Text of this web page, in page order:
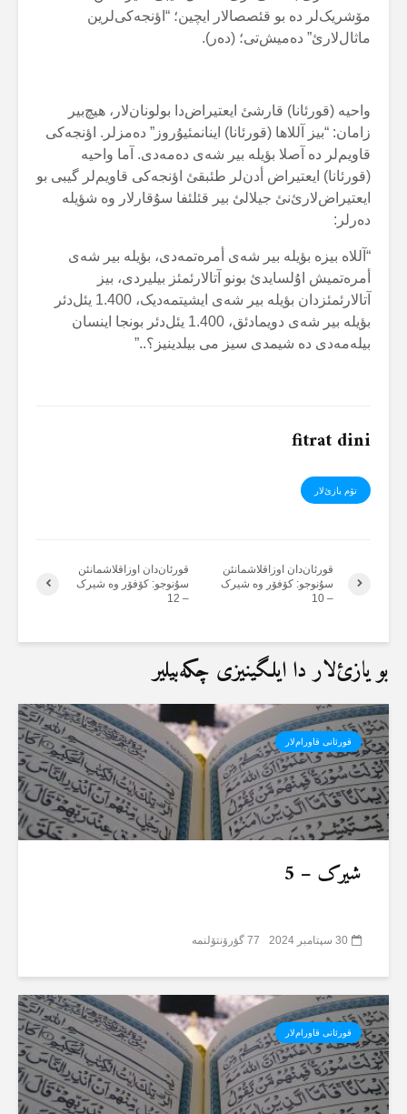
مۆشریک‌لر دە بو قئصصالار ایچین؛ “اؤنجەکی‌لرین
ماثال‌لارئ” دەمیش‌تی؛ (دەر).
واحیە (قورئانا) قارشئ ایعتیراض‌دا بولونان‌لار، هیچ‌بیر
زامان: “بیز آللاها (قورئانا) اینانمئیۇروز” دەمزلر. اؤنجەکی
قاویم‌لر دە آصلا بؤیلە بیر شەی دەمەدی. آما واحیە
(قورئانا) ایعتیراض أدن‌لر طئبقئ اؤنجەکی قاویم‌لر گیبی بو
ایعتیراض‌لارئ‌نئ جیلالئ بیر قئلئفا سۇقارلار وە شؤیلە
دەرلر:
“آللاە بیزە بؤیلە بیر شەی أمرەتمەدی، بؤیلە بیر شەی
أمرەتمیش اۇلسایدئ بونو آتالارئمئز بیلیردی، بیز
آتالارئمئزدان بؤیلە بیر شەی ایشیتمەدیک، 1.400 یئل‌دئر
بؤیلە بیر شەی دویمادئق، 1.400 یئل‌دئر بونجا اینسان
بیلەمەدی دە شیمدی سیز می بیلدینیز؟..”
fitrat dini
تۆم یازئ‌لار
قورئان‌دان اوزاقلاشمانئن
سۇنوجو: کۆفۆر وە شیرک
– 12
قورئان‌دان اوزاقلاشمانئن
سۇنوجو: کۆفۆر وە شیرک
– 10
بو یازئ‌لار دا ایلگینیزی چکەبیلیر
قورئانی قاورام‌لار
شیرک – 5
30 سپتامبر 2024 77 گؤرۆنتۆلنمە
قورئانی قاورام‌لار